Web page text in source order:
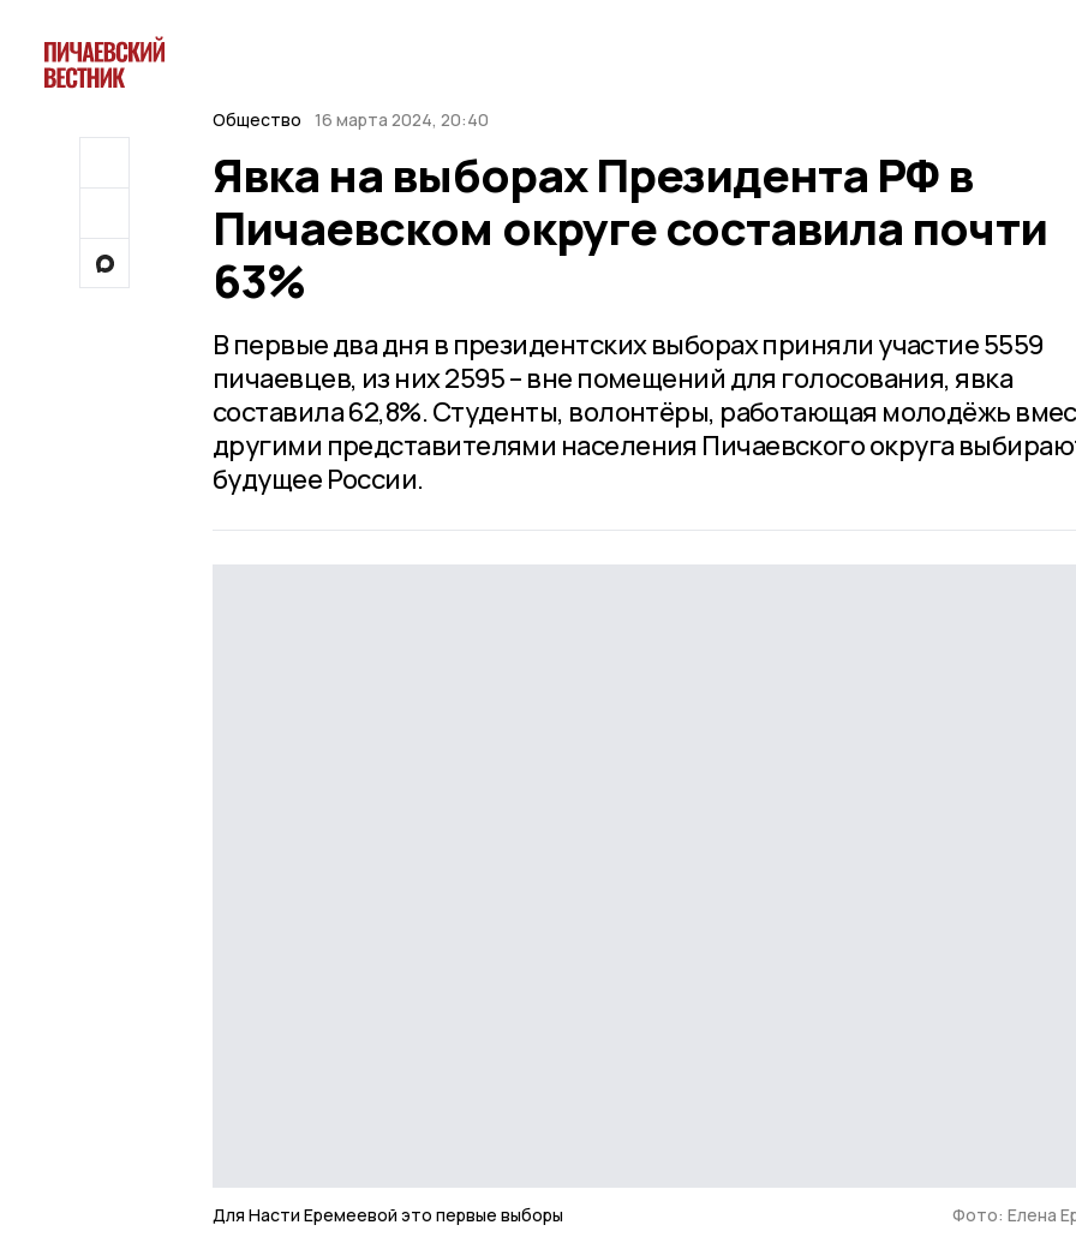
Общество 16 марта 2024, 20:40
Явка на выборах Президента РФ в
Пичаевском округе составила почти
63%
В первые два дня в президентских выборах приняли участие 5559
пичаевцев, из них 2595 – вне помещений для голосования, явка
составила 62,8%. Студенты, волонтёры, работающая молодёжь
другими представителями населения Пичаевского округа
будущее России.
Для Насти Еремеевой это первые выборы Фото: Елена